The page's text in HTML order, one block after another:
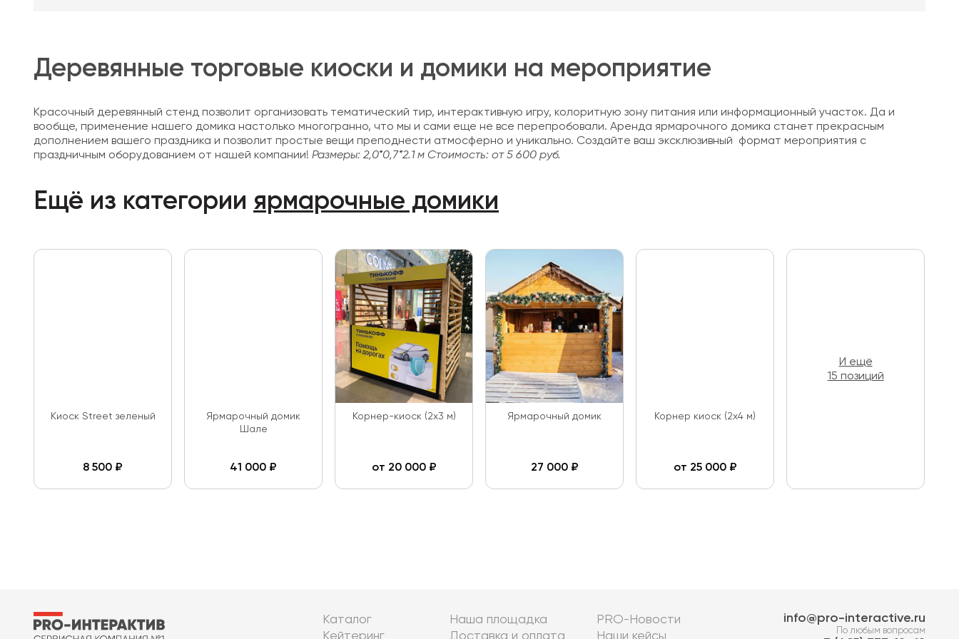
Деревянные торговые киоски и домики на мероприятие
Красочный деревянный стенд позволит организовать тематический тир, интерактивную игру, колоритную зону питания или информационный участок. Да и
вообще, применение нашего домика настолько многогранно, что мы и сами еще не все перепробовали. Аренда ярмарочного домика станет прекрасным
дополнением вашего праздника и позволит простые вещи преподнести атмосферно и уникально. Создайте ваш эксклюзивный формат мероприятия с
праздничным оборудованием от нашей компании! Размеры: 2,0*0,7*2.1 м Стоимость: от 5 600 руб.
Ещё из категории ярмарочные домики
Киоск Street зеленый
8 500 ₽
Ярмарочный домик
Шале
41 000 ₽
Корнер-киоск (2х3 м)
от 20 000₽
Ярмарочный домик
27 000₽
Корнер киоск (2х4 м)
от 25 000₽
И ещё
15 позиций
Каталог
Кейтеринг
Наша площадка
Доставка и оплата
PRO-Новости
Наши кейсы
info@pro-interactive.ru
По любым вопросам